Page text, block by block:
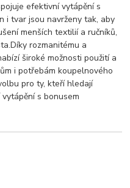
efektivní vytápění s
i tvar jsou navrženy tak, aby
menších textilií a ručníků,
rozmanitému a
široké možnosti použití a
i potřebám koupelnového
pro ty, kteří hledají
s bonusem